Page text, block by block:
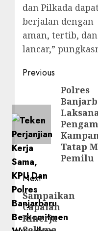
dan Pilkada dapat
berjalan dengan
aman, tertib, dan
lancar,”
Post
navigation
Previous
post:
Polres
Tatap
Pemilu
Next
Next
post:
Sampaikan
Capaian
Kinerja